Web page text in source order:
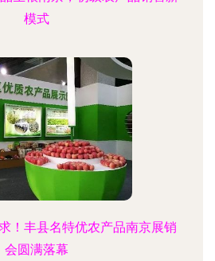
模式
！丰县名特优农产品南京展销
会圆满落幕